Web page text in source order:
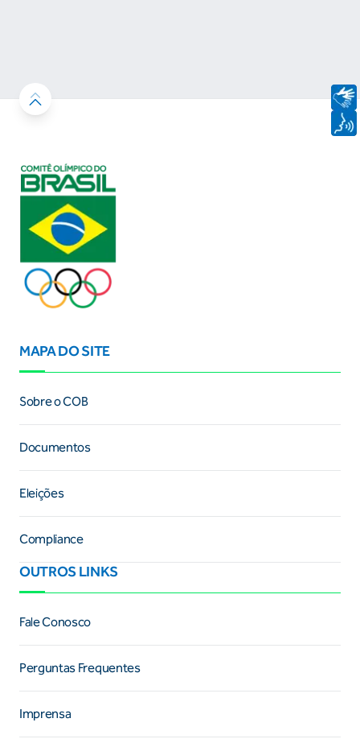
MAPA DO SITE
Sobre o COB
Documentos
Eleições
Compliance
OUTROS LINKS
Fale Conosco
Perguntas Frequentes
Imprensa